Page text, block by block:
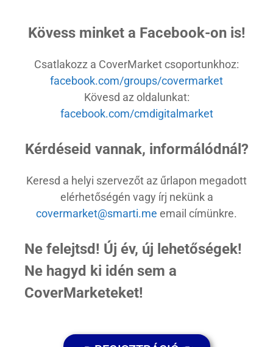
Kövess minket a Facebook-on is!
Csatlakozz a CoverMarket csoportunkhoz:
facebook.com/groups/covermarket
Kövesd az oldalunkat:
facebook.com/cmdigitalmarket
Kérdéseid vannak, informálódnál?
Keresd a helyi szervezőt az űrlapon megadott
elérhetőségén vagy írj nekünk a
covermarket@smarti.me email címünkre.
Ne felejtsd! Új év, új lehetőségek!
Ne hagyd ki idén sem a
CoverMarketeket!